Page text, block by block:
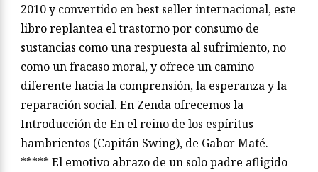
2010 y convertido en best seller internacional, este
libro replantea el trastorno por consumo de
sustancias como una respuesta al sufrimiento, no
como un fracaso moral, y ofrece un camino
diferente hacia la comprensión, la esperanza y la
reparación social. En Zenda ofrecemos la
Introducción de En el reino de los espíritus
hambrientos (Capitán Swing), de Gabor Maté.
***** El emotivo abrazo de un solo padre afligido